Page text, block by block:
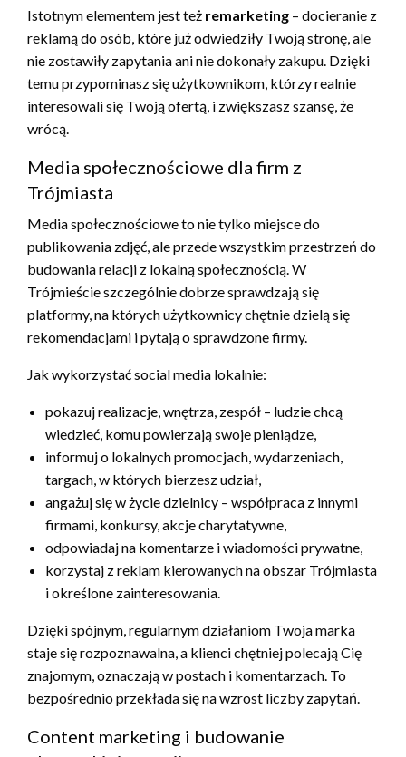
Istotnym elementem jest też remarketing – docieranie z
reklamą do osób, które już odwiedziły Twoją stronę, ale
nie zostawiły zapytania ani nie dokonały zakupu. Dzięki
temu przypominasz się użytkownikom, którzy realnie
interesowali się Twoją ofertą, i zwiększasz szansę, że
wrócą.
Media społecznościowe dla firm z
Trójmiasta
Media społecznościowe to nie tylko miejsce do
publikowania zdjęć, ale przede wszystkim przestrzeń do
budowania relacji z lokalną społecznością. W
Trójmieście szczególnie dobrze sprawdzają się
platformy, na których użytkownicy chętnie dzielą się
rekomendacjami i pytają o sprawdzone firmy.
Jak wykorzystać social media lokalnie:
pokazuj realizacje, wnętrza, zespół – ludzie chcą
wiedzieć, komu powierzają swoje pieniądze,
informuj o lokalnych promocjach, wydarzeniach,
targach, w których bierzesz udział,
angażuj się w życie dzielnicy – współpraca z innymi
firmami, konkursy, akcje charytatywne,
odpowiadaj na komentarze i wiadomości prywatne,
korzystaj z reklam kierowanych na obszar Trójmiasta
i określone zainteresowania.
Dzięki spójnym, regularnym działaniom Twoja marka
staje się rozpoznawalna, a klienci chętniej polecają Cię
znajomym, oznaczają w postach i komentarzach. To
bezpośrednio przekłada się na wzrost liczby zapytań.
Content marketing i budowanie